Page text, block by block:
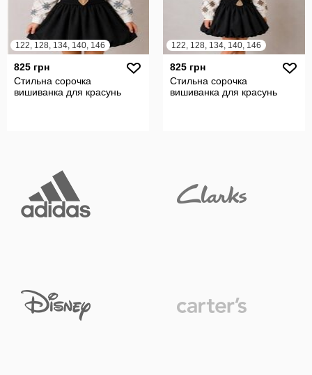
122, 128, 134, 140, 146
825 грн
Стильна сорочка
вишиванка для красунь
122, 128, 134, 140, 146
825 грн
Стильна сорочка
вишиванка для красунь